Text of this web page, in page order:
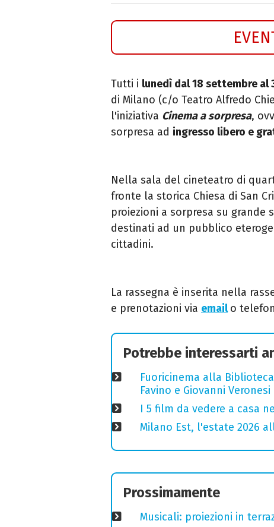
Tutti i lunedì dal 18 settembre al
di Milano (c/o Teatro Alfredo
l'iniziativa Cinema a sorpresa,
sorpresa ad ingresso libero e
Nella sala del cineteatro di
fronte la storica Chiesa di San
proiezioni a sorpresa su
destinati ad un pubblico
cittadini.
La rassegna è inserita nella
e prenotazioni via email o
Potrebbe interessarti
Fuoricinema alla
Favino e Giovanni Veronesi
I 5 film da vedere a casa
Milano Est, l'estate 2026
Prossimamente
Musicali: proiezioni in